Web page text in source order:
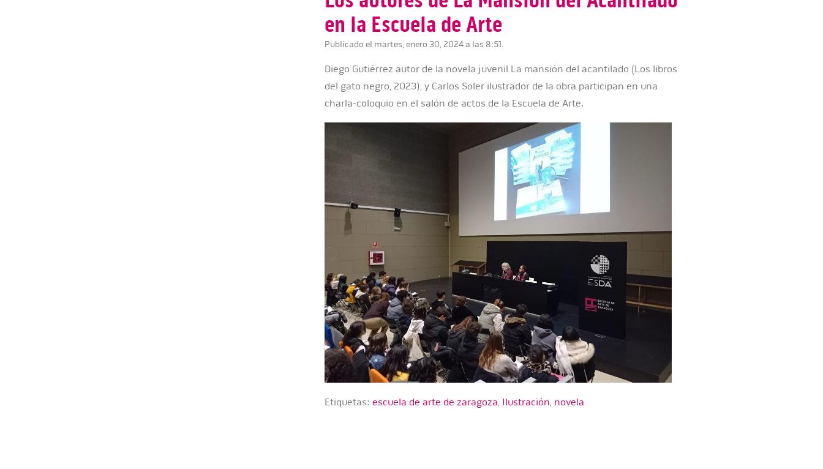
en la Escuela de Arte
Publicado el martes, enero 30, 2024 a las 8:51.
Diego Gutiérrez autor de la novela juvenil La mansión del acantilado (Los libros
del gato negro, 2023), y Carlos Soler ilustrador de la obra participan en una
charla-coloquio en el salón de actos de la Escuela de Arte.
Etiquetas:escuela de arte de zaragoza, Ilustración, novela